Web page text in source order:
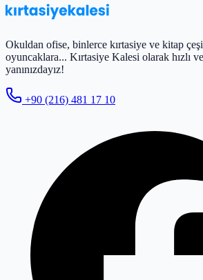
Okuldan ofise, binlerce kırtasiye ve kitap
oyuncaklara... Kırtasiye Kalesi olarak hızlı
yanınızdayız!
+90 (216) 481 17 10